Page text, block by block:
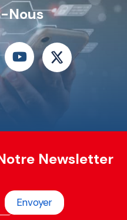
Nous
Newsletter
Envoyer